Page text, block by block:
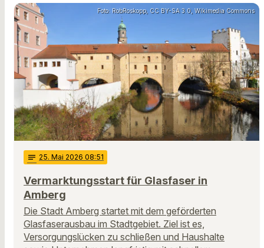
Foto: RobRoskopp, CC BY-SA 3.0, Wikimedia Commons
notes 25. Mai 2026 08:51
Vermarktungsstart für Glasfaser in
Amberg
Die Stadt Amberg startet mit dem geförderten
Glasfaserausbau im Stadtgebiet. Ziel ist es,
Versorgungslücken zu schließen und Haushalte